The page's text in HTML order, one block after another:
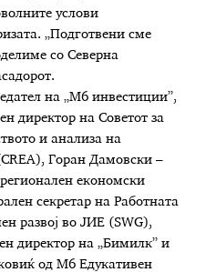
услови
„Подготвени сме
со Северна
на „М6 инвестиции”,
директор на Советот за
и анализа на
Горан Дамовски –
економски
секретар на Работната
развој во ЈИЕ (SWG),
директор на „Бимилк” и
од М6 Едукативен